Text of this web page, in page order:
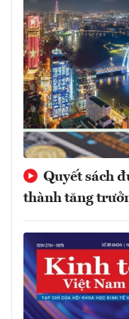
Quyết sách
thành tăng